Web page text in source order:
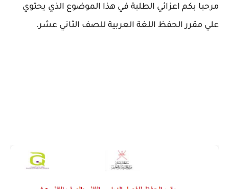
مرحبا بكم اعزائي الطلبة في هذا الموضوع الذي يحتوي
علي مقرر الحفظ اللغة العربية للصف الثاني عشر.